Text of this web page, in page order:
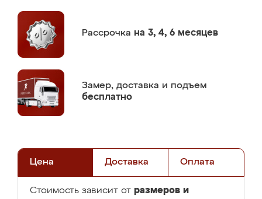
Рассрочка на 3, 4, 6 месяцев
Замер, доставка и подъем
бесплатно
Цена Доставка Оплата
Стоимость зависит от размеров и